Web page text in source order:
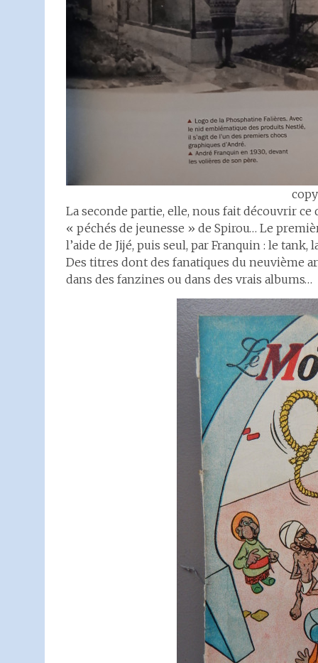
La seconde partie, elle, nous fait découvrir
« péchés de jeunesse » de Spirou… Le
l’aide de Jijé, puis seul, par Franquin : le
Des titres dont des fanatiques du neuvième
dans des fanzines ou dans des vrais albums…